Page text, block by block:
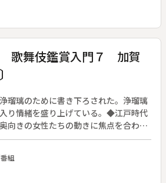
歌舞伎鑑賞入門７ 加賀
瑠璃のために書き下ろされた。浄瑠璃
り情緒を盛り上げている。◆江戸時代
向きの女性たちの動きに焦点を合わせ
家乗っ取りをたくらむ局の岩藤が、忠
満座の中で辱める。女形の芸の見せ所
場は「忠臣蔵」の「松の廊下」に似て
蔵」ともいわれる。◆「加賀美山旧錦
組